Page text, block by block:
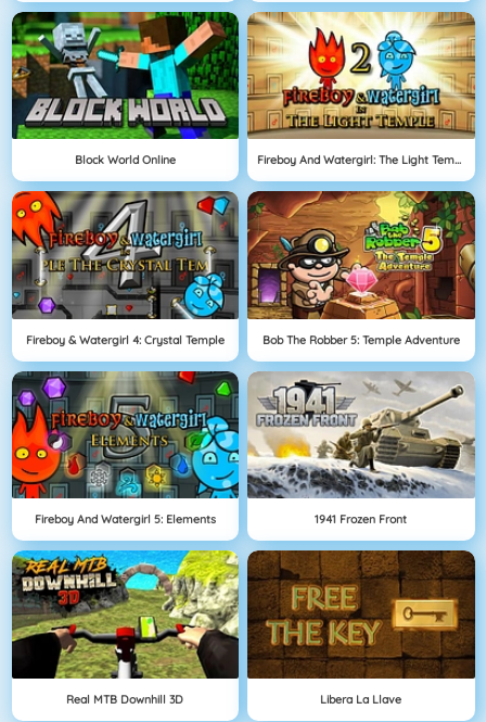
Block World Online Fireboy And Watergirl: The Light Temple
Fireboy & Watergirl 4: Crystal Temple Bob The Robber 5: Temple Adventure
Fireboy And Watergirl 5: Elements 1941 Frozen Front
Real MTB Downhill 3D Libera La Llave